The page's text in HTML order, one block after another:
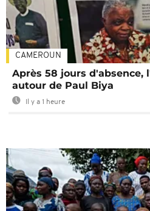
CAMEROUN
Après 58 jours
autour de Paul Biya
Il y a 1 heure